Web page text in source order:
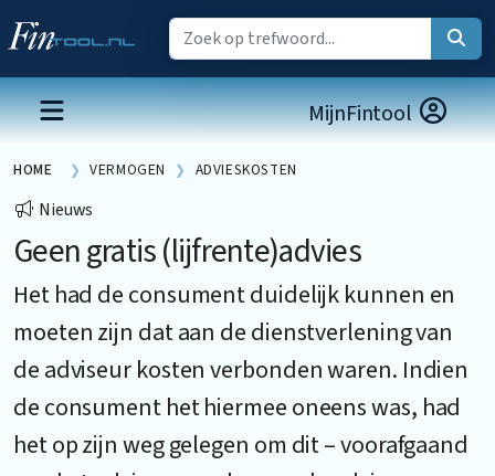
MijnFintool
HOME VERMOGEN ADVIESKOSTEN
Nieuws
Geen gratis (lijfrente)advies
Het had de consument duidelijk kunnen en
moeten zijn dat aan de dienstverlening van
de adviseur kosten verbonden waren. Indien
de consument het hiermee oneens was, had
het op zijn weg gelegen om dit – voorafgaand